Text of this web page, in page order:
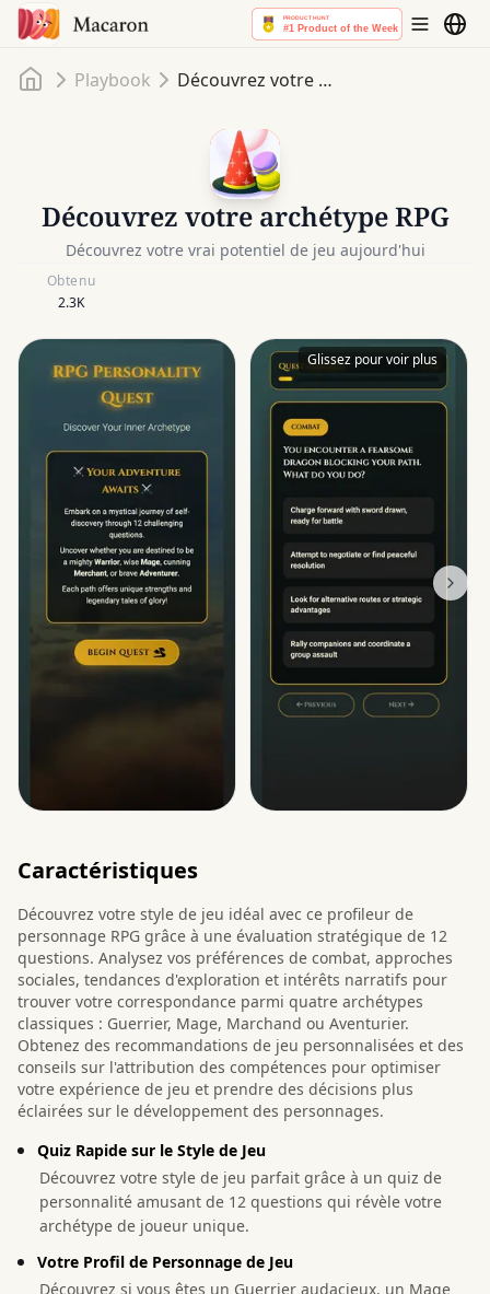
Accueil
Playbook Découvrez votre archétype RPG
Découvrez votre archétype RPG
Découvrez votre vrai potentiel de jeu aujourd'hui
Obtenu
2.3K
Glissez pour voir plus
Caractéristiques
Découvrez votre style de jeu idéal avec ce profileur de
personnage RPG grâce à une évaluation stratégique de 12
questions. Analysez vos préférences de combat, approches
sociales, tendances d'exploration et intérêts narratifs pour
trouver votre correspondance parmi quatre archétypes
classiques : Guerrier, Mage, Marchand ou Aventurier.
Obtenez des recommandations de jeu personnalisées et des
conseils sur l'attribution des compétences pour optimiser
votre expérience de jeu et prendre des décisions plus
éclairées sur le développement des personnages.
Quiz Rapide sur le Style de Jeu
Découvrez votre style de jeu parfait grâce à un quiz de
personnalité amusant de 12 questions qui révèle votre
archétype de joueur unique.
Votre Profil de Personnage de Jeu
Découvrez si vous êtes un Guerrier audacieux, un Mage